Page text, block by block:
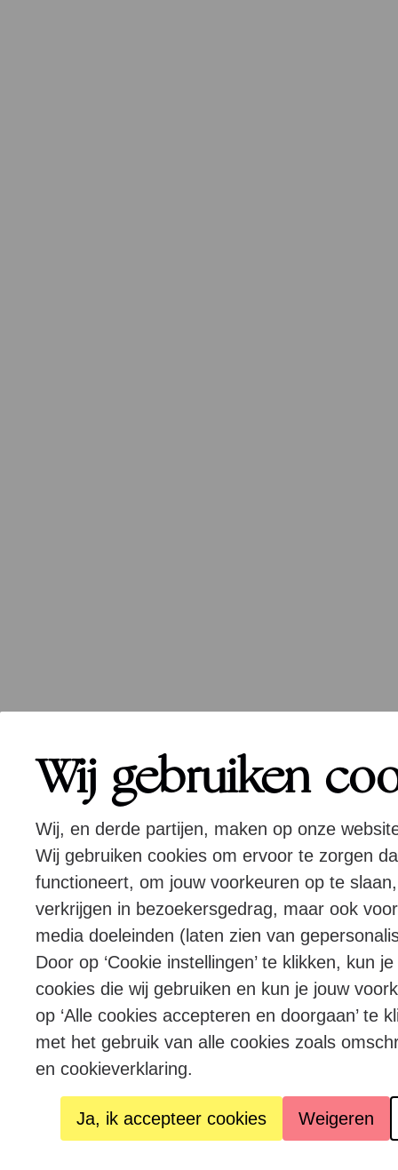
Wij gebruiken
Wij, en derde partijen, maken op onze
Wij gebruiken cookies om ervoor te zorgen
functioneert, om jouw voorkeuren op te
verkrijgen in bezoekersgedrag, maar ook
media doeleinden (laten zien van
Door op ‘Cookie instellingen’ te klikken, kun
cookies die wij gebruiken en kun je jouw
op ‘Alle cookies accepteren en doorgaan’ te
met het gebruik van alle cookies zoals
en cookieverklaring.
Ja, ik accepteer cookies Weigeren